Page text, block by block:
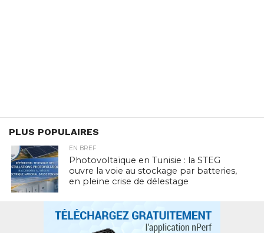
PLUS POPULAIRES
EN BREF
Photovoltaïque en Tunisie : la STEG
ouvre la voie au stockage par batteries,
en pleine crise de délestage